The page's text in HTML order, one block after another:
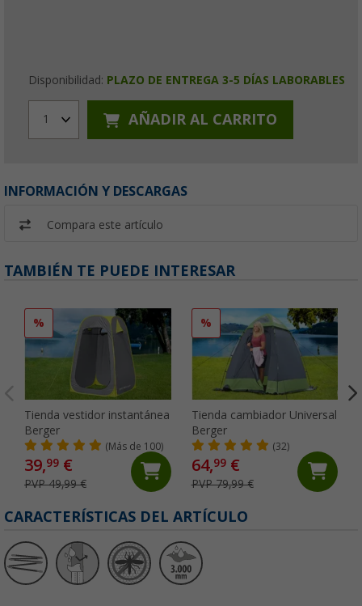
Disponibilidad: PLAZO DE ENTREGA 3-5 DÍAS LABORABLES
1 AÑADIR AL CARRITO
INFORMACIÓN Y DESCARGAS
Compara este artículo
TAMBIÉN TE PUEDE INTERESAR
%
Tienda vestidor instantánea
Berger
(Más de 100)
39,99 €
PVP 49,99 €
%
Tienda cambiador Universal
Berger
(32)
64,99€
PVP 79,99 €
CARACTERÍSTICAS DEL ARTÍCULO